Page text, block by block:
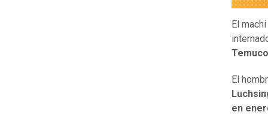
El machi
Temuco
El
en